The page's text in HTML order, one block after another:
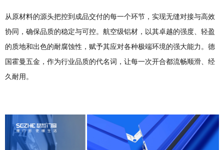
从原材料的源头把控到成品交付的每一个环节，实现无缝对接与高效
协同，确保品质的稳定与可控。航空级铝材，以其卓越的强度、轻盈
的质地和出色的耐腐蚀性，赋予其应对各种极端环境的强大能力。德
国霍曼五金，作为行业品质的代名词，让每一次开合都流畅顺滑、经
久耐用。